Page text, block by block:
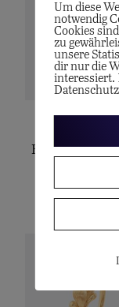
OLE
BoHo Ring,
Um diese
notwendig
Cookies
zu
unsere
dir nur die
interessiert.